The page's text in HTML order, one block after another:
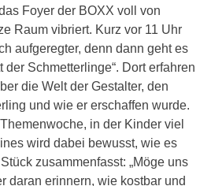
Foyer der BOXX voll von
Raum vibriert. Kurz vor 11 Uhr
aufgeregter, denn dann geht es
der Schmetterlinge“. Dort erfahren
die Welt der Gestalter, den
und wie er erschaffen wurde.
in der Kinder viel
wird dabei bewusst, wie es
zusammenfasst: „Möge uns
daran erinnern, wie kostbar und